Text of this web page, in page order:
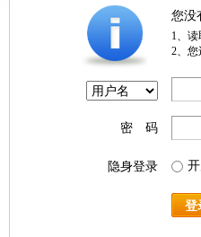
您没
1、
2、您
密 码
隐身登录
登